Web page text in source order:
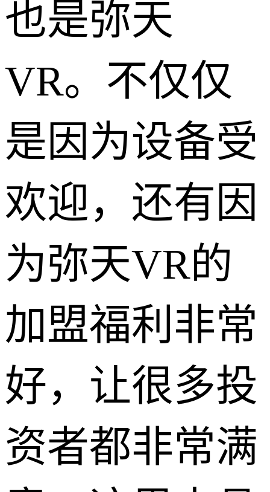
也是弥天
VR。不仅仅
是因为设备受
欢迎，还有因
为弥天VR的
加盟福利非常
好，让很多投
资者都非常满